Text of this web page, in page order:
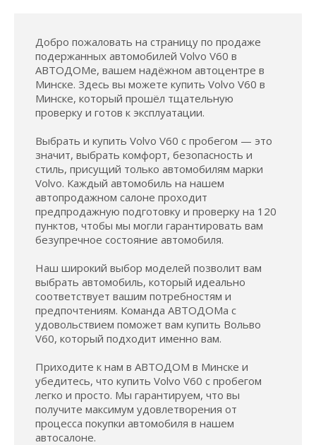
Добро пожаловать на страницу по продаже
подержанных автомобилей Volvo V60 в
АВТОДОМе, вашем надёжном автоцентре в
Минске. Здесь вы можете купить Volvo V60 в
Минске, который прошёл тщательную
проверку и готов к эксплуатации.
Выбрать и купить Volvo V60 с пробегом — это
значит, выбрать комфорт, безопасность и
стиль, присущий только автомобилям марки
Volvo. Каждый автомобиль на нашем
автопродажном салоне проходит
предпродажную подготовку и проверку на 120
пунктов, чтобы мы могли гарантировать вам
безупречное состояние автомобиля.
Наш широкий выбор моделей позволит вам
выбрать автомобиль, который идеально
соответствует вашим потребностям и
предпочтениям. Команда АВТОДОМа с
удовольствием поможет вам купить Вольво
V60, который подходит именно вам.
Приходите к нам в АВТОДОМ в Минске и
убедитесь, что купить Volvo V60 с пробегом
легко и просто. Мы гарантируем, что вы
получите максимум удовлетворения от
процесса покупки автомобиля в нашем
автосалоне.